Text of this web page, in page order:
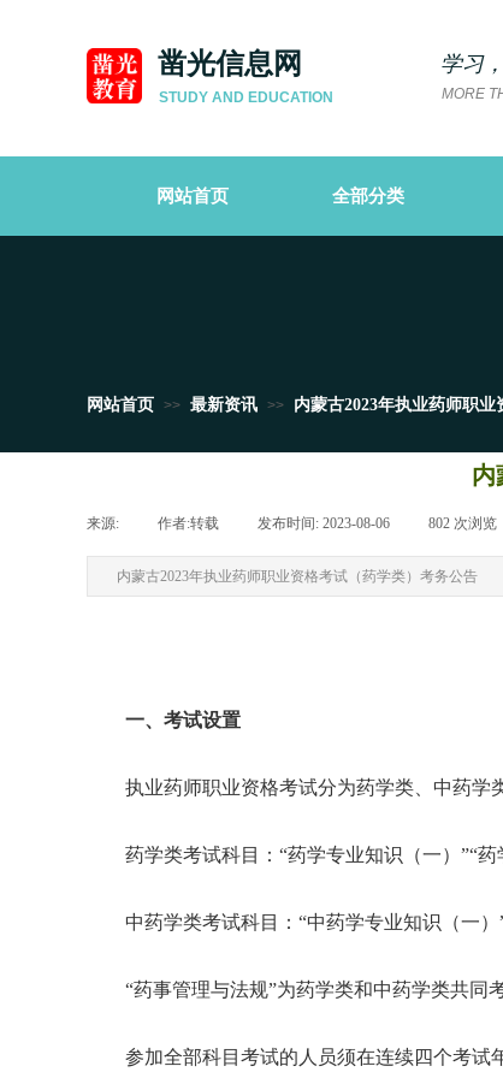
凿光信息网
STUDY AND EDUCATION
学习
MORE
网站首页 全部分类
网站首页 >> 最新资讯 >> 内蒙古2023年执业药师职
内
来源: 作者:转载 发布时间: 2023-08-06 802 次浏览
内蒙古2023年执业药师职业资格考试（药学类）考务公告
一、考试设置
执业药师职业资格考试分为药学类、中药学类
药学类考试科目：“药学专业知识（一）”“药
中药学类考试科目：“中药学专业知识（一）
“药事管理与法规”为药学类和中药学类共同考
参加全部科目考试的人员须在连续四个考试年